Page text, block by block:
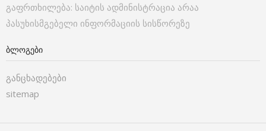
გაფრთხილება: საიტის ადმინისტრაცია არაა
პასუხისმგებელი ინფორმაციის სისწორეზე
ᲑᲚᲝᲒᲔᲑᲘ
განცხადებები
sitemap